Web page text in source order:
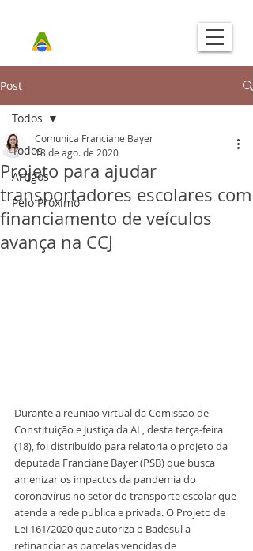
Post
Todos
Artigos
Pelo Próximo
Todos
Projeto para ajudar
transportadores escolares com
financiamento de veículos
avança na CCJ
Comunica Franciane Bayer
18 de ago. de 2020
Durante a reunião virtual da Comissão de
Constituição e Justiça da AL, desta terça-feira
(18), foi distribuído para relatoria o projeto da
deputada Franciane Bayer (PSB) que busca
amenizar os impactos da pandemia do
coronavírus no setor do transporte escolar que
atende a rede publica e privada. O Projeto de
Lei 161/2020 que autoriza o Badesul a
refinanciar as parcelas vencidas de